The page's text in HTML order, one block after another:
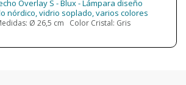
A++
Overlay S - Blux - Lámpara diseño
nórdico, vidrio soplado, varios colores
Ø 26,5 cm Color Cristal: Gris